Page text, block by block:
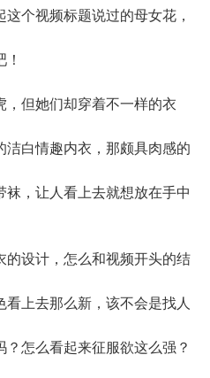
个视频标题说过的母女花，
但她们却穿着不一样的衣
洁白情趣内衣，那颇具肉感的
，让人看上去就想放在手中
设计，怎么和视频开头的结
上去那么新，该不会是找人
怎么看起来征服欲这么强？